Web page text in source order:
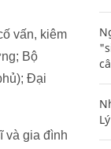
vấn, kiêm
Bộ
Đại
và gia đình